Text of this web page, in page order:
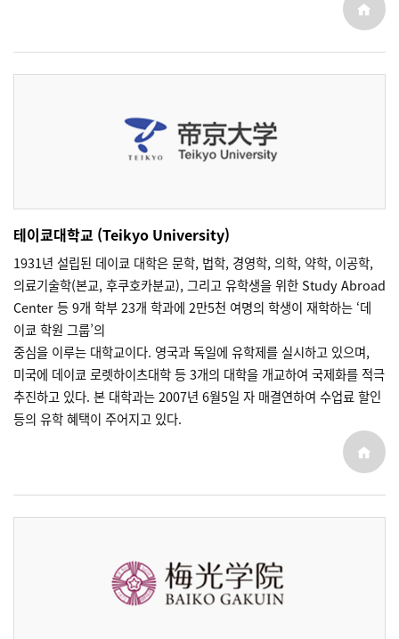
테이쿄대학교 (Teikyo University)
1931년 설립된 데이쿄 대학은 문학, 법학, 경영학, 의학, 약학, 이공학,
의료기술학(본교, 후쿠호카분교), 그리고 유학생을 위한 Study Abroad
Center 등 9개 학부 23개 학과에 2만5천 여명의 학생이 재학하는 ‘데
이쿄 학원 그룹’의
중심을 이루는 대학교이다. 영국과 독일에 유학제를 실시하고 있으며,
미국에 데이쿄 로렛하이츠대학 등 3개의 대학을 개교하여 국제화를 적극
추진하고 있다. 본 대학과는 2007년 6월5일 자 매결연하여 수업료 할인
등의 유학 혜택이 주어지고 있다.